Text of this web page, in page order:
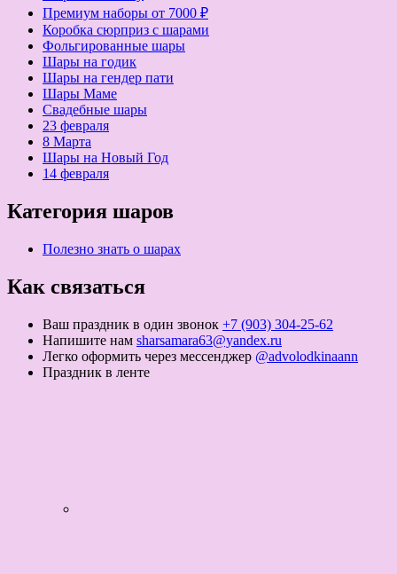
Премиум наборы от 7000 ₽
Коробка сюрприз с шарами
Фольгированные шары
Шары на годик
Шары на гендер пати
Шары Маме
Свадебные шары
23 февраля
8 Марта
Шары на Новый Год
14 февраля
Категория шаров
Полезно знать о шарах
Как связаться
Ваш праздник в один звонок +7 (903) 304-25-62
Напишите нам sharsamara63@yandex.ru
Легко оформить через мессенджер @advolodkinaann
Праздник в ленте